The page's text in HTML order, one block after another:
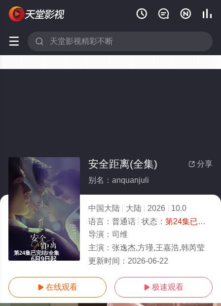
   
 
第24集已完结/全集
 分享
安全距离(全集)
别名：anquanjuli
中国大陆 大陆 2026
10.0
语言： 普通话 状态： 第24集已完结
导演： 司维
主演： 张逸杰,方瑾,王嘉浩,韩芮莹
更新时间： 2026-06-22
 在线观看  极速观看